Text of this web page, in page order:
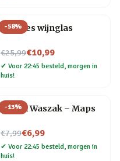
-58%
Wijnfles wijnglas
€25,99
Nu voor€10,99
✔ Voor 22:45 besteld, morgen in
huis!
-13%
Travel Waszak – Maps
€7,99
Nu voor€6,99
✔ Voor 22:45 besteld, morgen in
huis!